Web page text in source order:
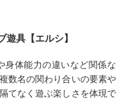
コラム
設計士インタビュー
販売・施工代理店募集
遊具【エルシ】
身体能力の違いなど関係な
数名の関わり合いの要素や
てなく遊ぶ楽しさを体現で